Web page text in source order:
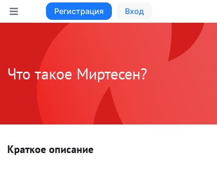
Регистрация Вход
Что такое Миртесен?
Краткое описание